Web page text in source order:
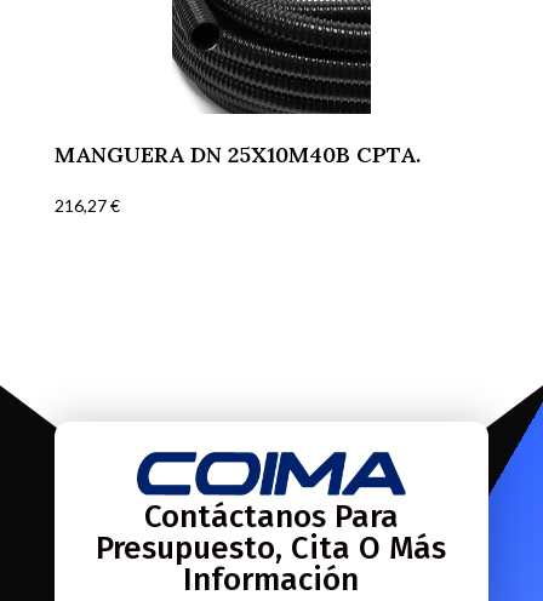
MANGUERA DN 25X10M40B CPTA.
216,27€
Contáctanos Para
Presupuesto, Cita O Más
Información